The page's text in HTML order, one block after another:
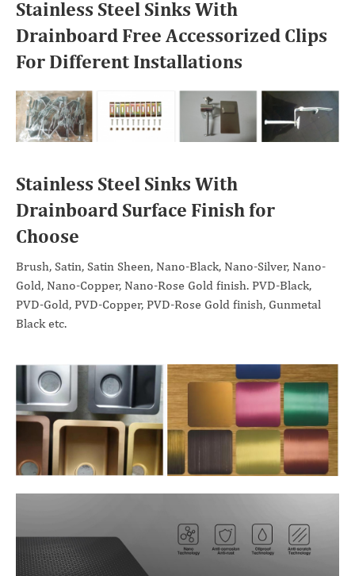
Stainless Steel Sinks With
Drainboard Free Accessorized Clips
For Different Installations
Stainless Steel Sinks With
Drainboard Surface Finish for
Choose
Brush, Satin, Satin Sheen, Nano-Black, Nano-Silver, Nano-
Gold, Nano-Copper, Nano-Rose Gold finish. PVD-Black,
PVD-Gold, PVD-Copper, PVD-Rose Gold finish, Gunmetal
Black etc.